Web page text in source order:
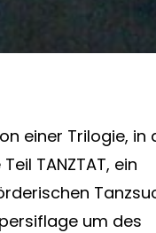
einer Trilogie, in
TANZTAT, ein
um des